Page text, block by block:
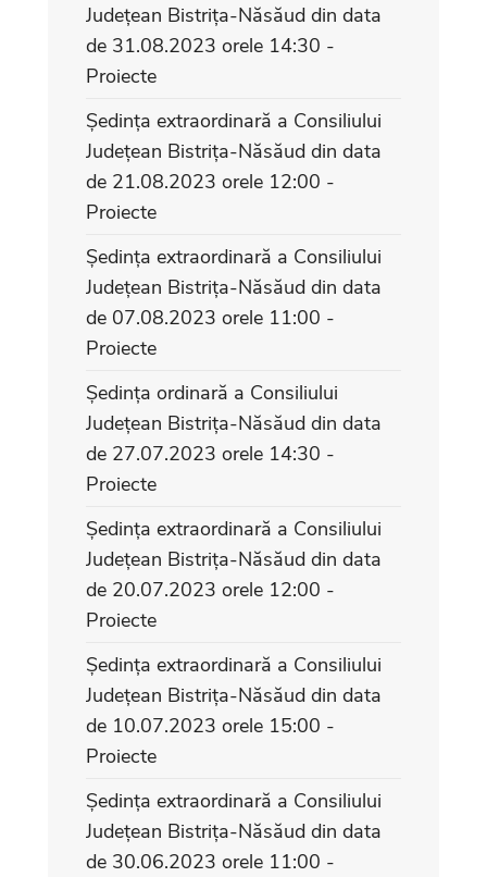
Județean Bistrița-Năsăud din data
de 31.08.2023 orele 14:30 -
Proiecte
Ședința extraordinară a Consiliului
Județean Bistrița-Năsăud din data
de 21.08.2023 orele 12:00 -
Proiecte
Ședința extraordinară a Consiliului
Județean Bistrița-Năsăud din data
de 07.08.2023 orele 11:00 -
Proiecte
Ședința ordinară a Consiliului
Județean Bistrița-Năsăud din data
de 27.07.2023 orele 14:30 -
Proiecte
Ședința extraordinară a Consiliului
Județean Bistrița-Năsăud din data
de 20.07.2023 orele 12:00 -
Proiecte
Ședința extraordinară a Consiliului
Județean Bistrița-Năsăud din data
de 10.07.2023 orele 15:00 -
Proiecte
Ședința extraordinară a Consiliului
Județean Bistrița-Năsăud din data
de 30.06.2023 orele 11:00 -